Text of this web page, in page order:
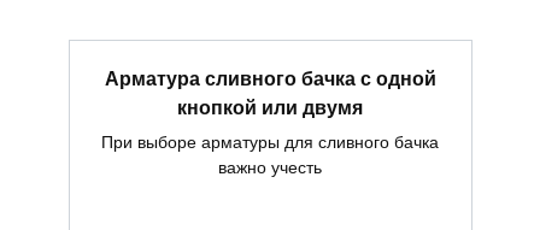
Арматура сливного бачка с одной
кнопкой или двумя
При выборе арматуры для сливного бачка
важно учесть